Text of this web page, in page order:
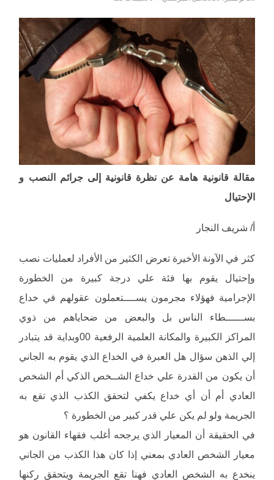
مقالة قانونية هامة عن نظرة قانونية إلى جرائم النصب و
الإحتيال
أ/ شريف النجار
كثر في الآونة الأخيرة تعرض الكثير من الأفراد لعمليات نصب
وإحتيال يقوم بها فئة علي درجة كبيرة من الخطورة
الإجرامية فهؤلاء مجرمون يســــتعملون عقولهم في خداع
بســــــطاء الناس بل والبعض من ضحاياهم من ذوي
المراكز الكبيرة والمكانة العلمية الرفعية 00وبداية قد يتبادر
إلي الذهن سؤال هل العبرة في الخداع الذي يقوم به الجاني
أن يكون من القدرة علي خداع الشــخص الذكي أم الشخص
العادي أم أن أي خداع يكفي لتحقق الكذب الذي تقع به
الجريمة ولو لم يكن علي قدر كبير من الخطورة ؟
في الحقيقة أن المعيار الذي يرجحه أغلب فقهاء القانون هو
معيار الشخص العادي بمعني إذا كان هذا الكذب من الجاني
ينخدع به الشخص العادي فهنا تقع الجريمة ويتحقق ركنها